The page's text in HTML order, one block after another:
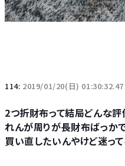
114: 2019/01/20(日)
2つ折財布って結局どんな
れんが周りが長財布ばっか
買い直したいんやけど迷っ